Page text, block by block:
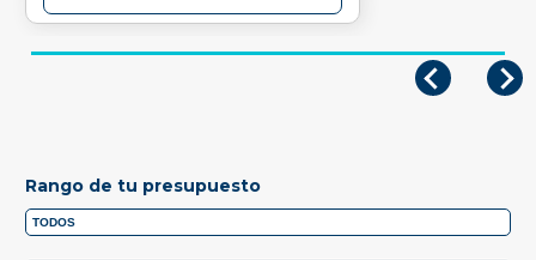
Rango de tu presupuesto